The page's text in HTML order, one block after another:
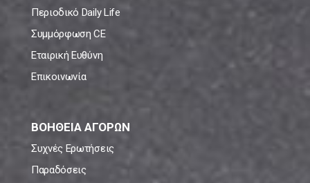
Περιοδικό Daily Life
Συμμόρφωση CE
Εταιρική Ευθύνη
Επικοινωνία
ΒΟΗΘΕΙΑ ΑΓΟΡΩΝ
Συχνές Ερωτήσεις
Παραδόσεις